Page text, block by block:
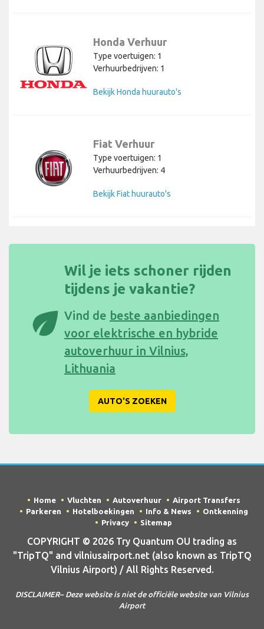
Honda Verhuur
Type voertuigen: 1
Verhuurbedrijven: 1
Bekijk Honda huurauto's
Fiat Verhuur
Type voertuigen: 1
Verhuurbedrijven: 4
Bekijk Fiat huurauto's
eco
Wil je iets schoner rijden
tijdens je vakantie?
Vind de beste aanbiedingen
voor elektrische en hybride
autoverhuur in Vilnius,
Lithuania
AUTO'S ZOEKEN
Home Vluchten Autoverhuur
Airport Transfers
Parkeren
Hotelboekingen Info & News
Ontkenning
Privacy
Sitemap
COPYRIGHT © 2026 Try Quantum OU trading as
"TripTQ" and vilniusairport.net (also known as TripTQ
Vilnius Airport) / All Rights Reserved.
DISCLAIMER– Deze website is niet de officiële website van Vilnius
Airport